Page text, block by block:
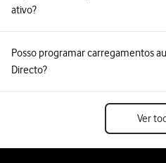
ativo?
Posso programar carregamentos
Directo?
Ver